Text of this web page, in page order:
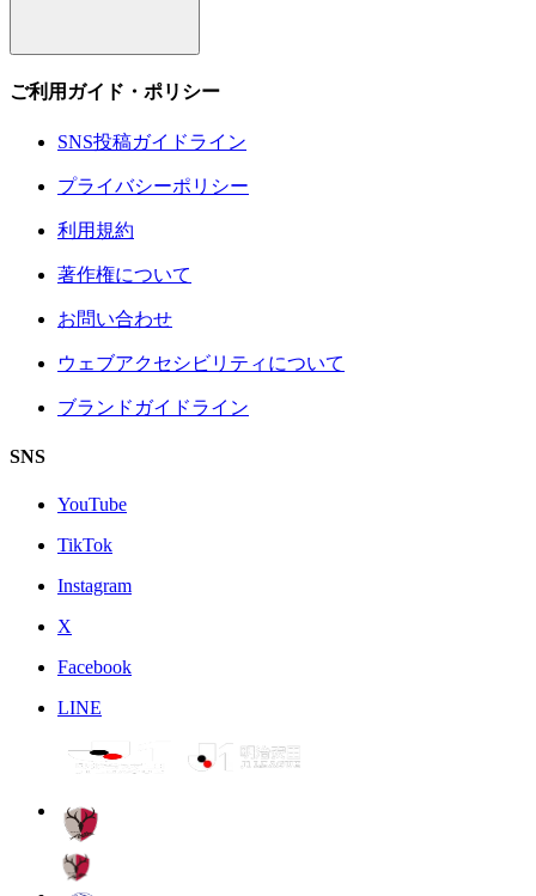
ご利用ガイド・ポリシー
SNS投稿ガイドライン
プライバシーポリシー
利用規約
著作権について
お問い合わせ
ウェブアクセシビリティについて
ブランドガイドライン
SNS
YouTube
TikTok
Instagram
X
Facebook
LINE